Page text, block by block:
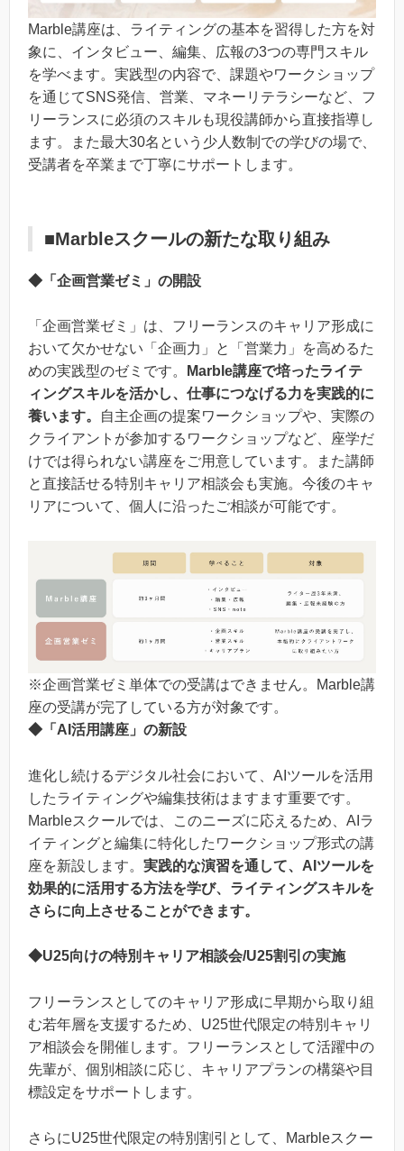
Marble講座は、ライティングの基本を習得した方を対
象に、インタビュー、編集、広報の3つの専門スキル
を学べます。実践型の内容で、課題やワークショップ
を通じてSNS発信、営業、マネーリテラシーなど、フ
リーランスに必須のスキルも現役講師から直接指導し
ます。また最大30名という少人数制での学びの場で、
受講者を卒業まで丁寧にサポートします。
■Marbleスクールの新たな取り組み
◆「企画営業ゼミ」の開設
「企画営業ゼミ」は、フリーランスのキャリア形成に
おいて欠かせない「企画力」と「営業力」を高めるた
めの実践型のゼミです。
Marble講座で培ったライテ
ィングスキルを活かし、仕事につなげる力を実践的に
養います。
自主企画の提案ワークショップや、実際の
クライアントが参加するワークショップなど、座学だ
けでは得られない講座をご用意しています。また講師
と直接話せる特別キャリア相談会も実施。今後のキャ
リアについて、個人に沿ったご相談が可能です。
※企画営業ゼミ単体での受講はできません。Marble講
座の受講が完了している方が対象です。
◆「AI活用講座」の新設
進化し続けるデジタル社会において、AIツールを活用
したライティングや編集技術はますます重要です。
Marbleスクールでは、このニーズに応えるため、AIラ
イティングと編集に特化したワークショップ形式の講
座を新設します。 実践的な演習を通して、AIツールを
効果的に活用する方法を学び、ライティングスキルを
さらに向上させることができます。
◆U25向けの特別キャリア相談会/U25割引の実施
フリーランスとしてのキャリア形成に早期から取り組
む若年層を支援するため、U25世代限定の特別キャリ
ア相談会を開催します。フリーランスとして活躍中の
先輩が、個別相談に応じ、キャリアプランの構築や目
標設定をサポートします。
さらにU25世代限定の特別割引として、Marbleスクー